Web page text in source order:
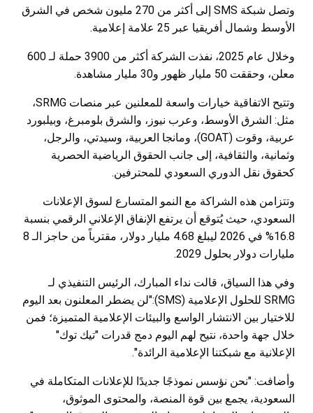
وتصل شبكة SMS إلى أكثر من 270 مليون شخص في الشرق
الأوسط وشمال أفريقيا عبر 25 علامة إعلامية.
وخلال عام 2025، نفذت الشركة أكثر من 3900 حملة لـ 600
معلن، وحققت 50 مليار ظهور و30 مليار مشاهدة.
وتتيح الاتفاقية خيارات واسعة للمعلنين عبر منصات SRMG،
مثل: الشرق الأوسط، وعرب نيوز، والشرق بلومبرغ، وبيلبورد
عربية، وقوت (GOAT)، ومانجا العربية، وسيدتي، والرجل،
وثمانية، والثقافية، إلى جانب الحقوق الرياضية الحصرية
كحقوق نقل الدوري السعودي للمحترفين.
وتتزامن هذه الشراكة مع النمو المتسارع لسوق الإعلانات
السعودي، حيث يُتوقع أن يرتفع الإنفاق الإعلاني الرقمي بنسبة
16.8% في 2026 ليبلغ 4.68 مليار دولار، مقترباً من حاجز الـ 8
مليارات دولار بحلول 2029.
وفي هذا السياق، قالت نداء المبارك، الرئيس التنفيذي لـ
SRMG للحلول الإعلامية (SMS):"لن يضطر المعلنون بعد اليوم
للاختيار بين الانتشار الواسع والبيئات الإعلامية المتميزة؛ فمن
خلال جهة واحدة، نتيح لهم اليوم دمج قدرات "تيك توك"
الإعلانية مع شبكتنا الإعلامية الرائدة".
وأضافت: "نحن نؤسس نموذجًا جديدًا للإعلانات المتكاملة في
السعودية، يجمع بين قوة المنصة، والمحتوى الموثوق،